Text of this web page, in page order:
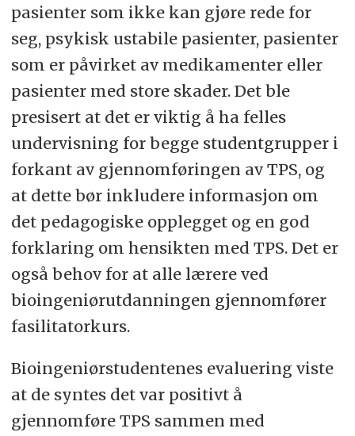
pasienter som ikke kan gjøre rede for
seg, psykisk ustabile pasienter, pasienter
som er påvirket av medikamenter eller
pasienter med store skader. Det ble
presisert at det er viktig å ha felles
undervisning for begge studentgrupper i
forkant av gjennomføringen av TPS, og
at dette bør inkludere informasjon om
det pedagogiske opplegget og en god
forklaring om hensikten med TPS. Det er
også behov for at alle lærere ved
bioingeniørutdanningen gjennomfører
fasilitatorkurs.
Bioingeniørstudentenes evaluering viste
at de syntes det var positivt å
gjennomføre TPS sammen med